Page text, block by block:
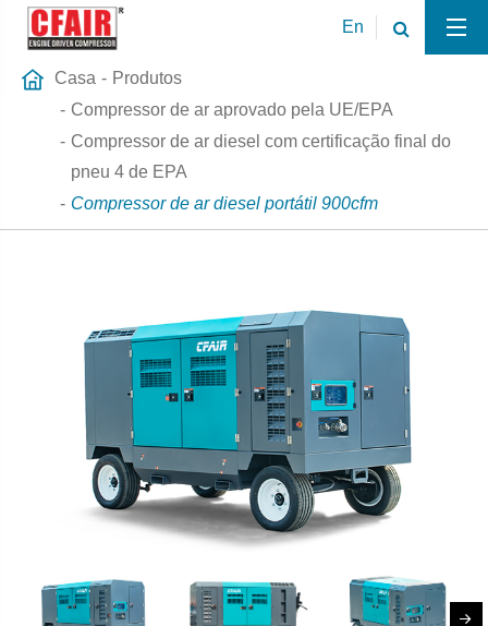
En
Casa
Produtos
Compressor de ar aprovado pela UE/EPA
Compressor de ar diesel com certificação final do
pneu 4 de EPA
Compressor de ar diesel portátil 900cfm